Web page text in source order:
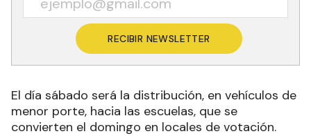
RECIBIR NEWSLETTER
El día sábado será la distribución, en vehículos de
menor porte, hacia las escuelas, que se
convierten el domingo en locales de votación.